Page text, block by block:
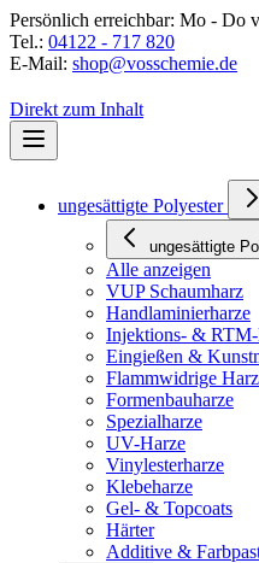
Persönlich erreichbar: Mo - Do
Tel.: 04122 - 717 820
E-Mail: shop@vosschemie.de
Direkt zum Inhalt
ungesättigte Polyester
ungesättigte
Alle anzeigen
VUP Schaumharz
Handlaminierharze
Injektions- &
Eingießen &
Flammwidrige
Formenbauharze
Spezialharze
UV-Harze
Vinylesterharze
Klebeharze
Gel- & Topcoats
Härter
Additive &